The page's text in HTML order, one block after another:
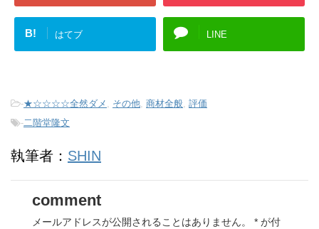
B! はてブ LINE
-★☆☆☆☆全然ダメ , その他, 商材全般, 評価
-二階堂隆文
執筆者： SHIN
comment
メールアドレスが公開されることはありません。 * が付